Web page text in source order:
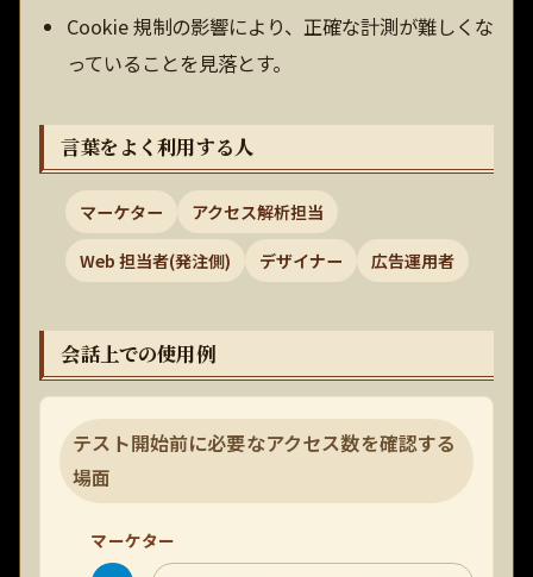
Cookie 規制の影響により、正確な計測が難しくな
っていることを見落とす。
言葉をよく利用する人
マーケター アクセス解析担当
Web 担当者(発注側) デザイナー 広告運用者
会話上での使用例
テスト開始前に必要なアクセス数を確認する
場面
マーケター